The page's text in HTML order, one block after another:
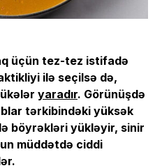
üçün tez-tez istifadə
ilə seçilsə də,
yaradır. Görünüşdə
tərkibindəki yüksək
böyrəkləri yükləyir, sinir
müddətdə ciddi